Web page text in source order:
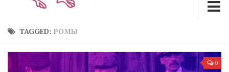
Зараз
Позиція
TAGGED: РОМЫ
0